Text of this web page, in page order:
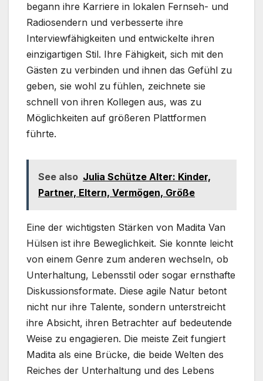
begann ihre Karriere in lokalen Fernseh- und
Radiosendern und verbesserte ihre
Interviewfähigkeiten und entwickelte ihren
einzigartigen Stil. Ihre Fähigkeit, sich mit den
Gästen zu verbinden und ihnen das Gefühl zu
geben, sie wohl zu fühlen, zeichnete sie
schnell von ihren Kollegen aus, was zu
Möglichkeiten auf größeren Plattformen
führte.
See also Julia Schütze Alter: Kinder,
Partner, Eltern, Vermögen, Größe
Eine der wichtigsten Stärken von Madita Van
Hülsen ist ihre Beweglichkeit. Sie konnte leicht
von einem Genre zum anderen wechseln, ob
Unterhaltung, Lebensstil oder sogar ernsthafte
Diskussionsformate. Diese agile Natur betont
nicht nur ihre Talente, sondern unterstreicht
ihre Absicht, ihren Betrachter auf bedeutende
Weise zu engagieren. Die meiste Zeit fungiert
Madita als eine Brücke, die beide Welten des
Reiches der Unterhaltung und des Lebens